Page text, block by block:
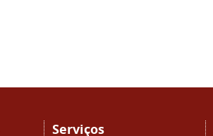
Serviços